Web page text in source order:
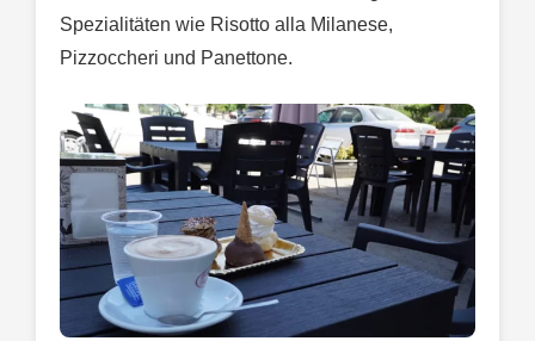
Spezialitäten wie Risotto alla Milanese,
Pizzoccheri und Panettone.